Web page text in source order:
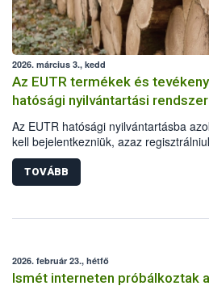
2026. március 3., kedd
Az EUTR termékek és
hatósági nyilvántartási
Az EUTR hatósági nyilvántartásba
kell bejelentkezniük, azaz
jogszabályban meghatározott fát
forgalomba, vagy azzal
995/2010/EU Parlamenti és Tanácsi
fatermékek. Fontos ugyanakkor az
TOVÁBB
2026. február 23., hétfő
Ismét interneten próbálkoztak